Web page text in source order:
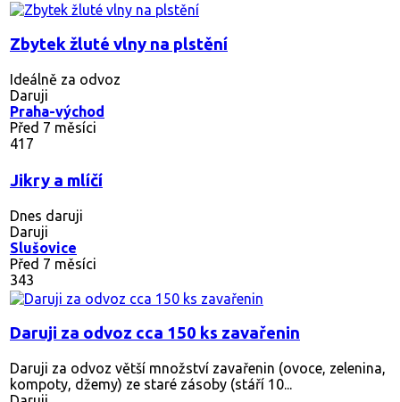
Zbytek žluté vlny na plstění
Ideálně za odvoz
Daruji
Praha-východ
Před 7 měsíci
417
Jikry a mlíčí
Dnes daruji
Daruji
Slušovice
Před 7 měsíci
343
Daruji za odvoz cca 150 ks zavařenin
Daruji za odvoz větší množství zavařenin (ovoce, zelenina,
kompoty, džemy) ze staré zásoby (stáří 10...